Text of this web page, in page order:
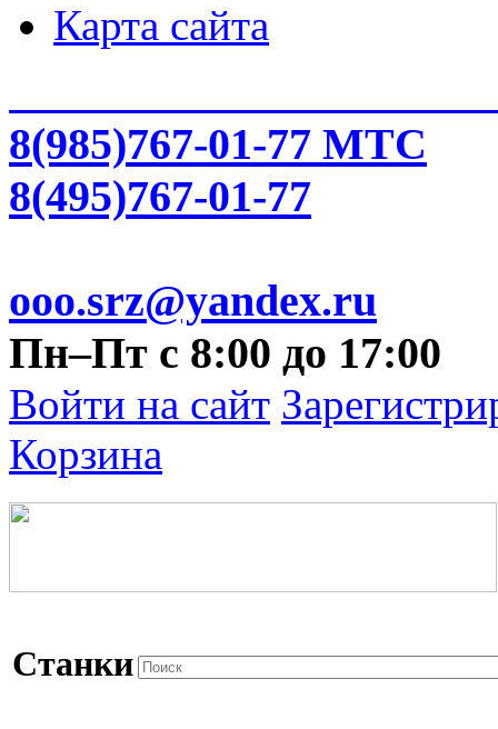
Карта сайта
8(985)767-01-77 МТС
8(495)767-01-77
ooo.srz@yandex.ru
Пн–Пт с 8:00 до 17:00
Войти на сайт
Корзина
Станки